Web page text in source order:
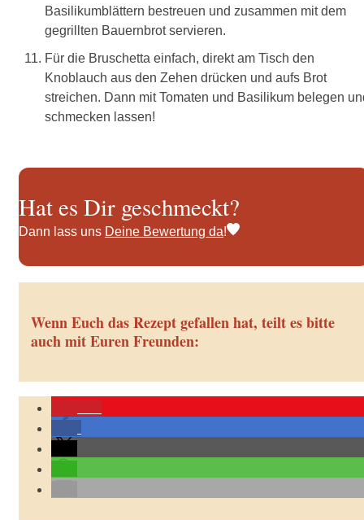
Basilikumblättern bestreuen und zusammen mit dem
gegrillten Bauernbrot servieren.
Für die Bruschetta einfach, direkt am Tisch den
Knoblauch aus den Zehen drücken und aufs Brot
streichen. Dann mit Tomaten und Basilikum belegen
schmecken lassen!
Hat es Dir geschmeckt?
Dann lass uns Deine Bewertung da!
Wenn Euch das Rezept gefallen hat, teilt es bitte
auch mit Euren Freunden: